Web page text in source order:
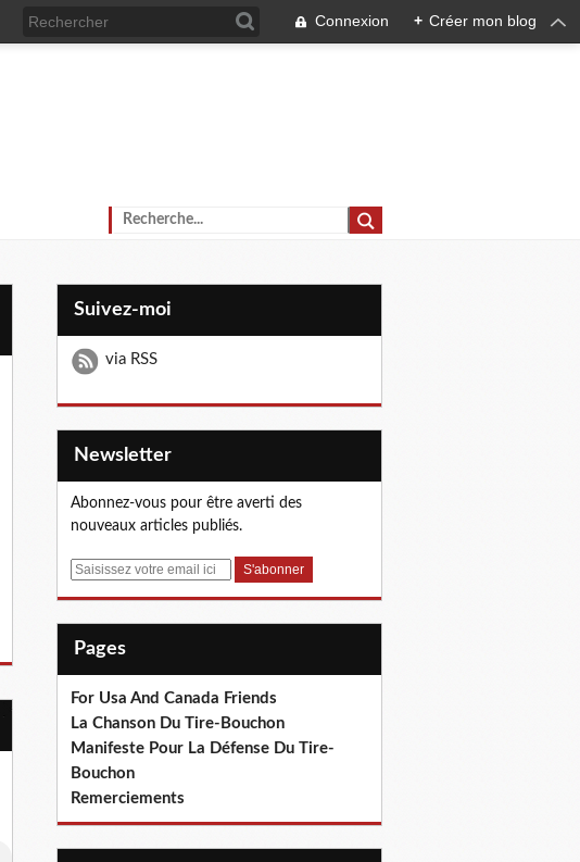
Connexion + Créer mon blog
Suivez-moi
via RSS
Newsletter
Abonnez-vous pour être averti des
nouveaux articles publiés.
E
Pages
For Usa And Canada Friends
La Chanson Du Tire-Bouchon
Manifeste Pour La Défense Du Tire-
Bouchon
Remerciements